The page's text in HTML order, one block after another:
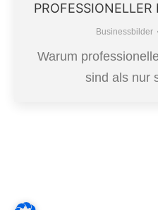
Businessbilder
Warum
sind als nur